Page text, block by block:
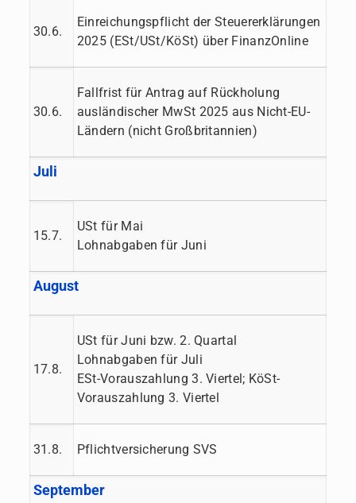
30.6.
Einreichungspflicht der Steuererklärungen
2025 (ESt/USt/KöSt) über FinanzOnline
30.6.
Fallfrist für Antrag auf Rückholung
ausländischer MwSt 2025 aus Nicht-EU-
Ländern (nicht Großbritannien)
Juli
15.7.
USt für Mai
Lohnabgaben für Juni
August
17.8.
USt für Juni bzw. 2. Quartal
Lohnabgaben für Juli
ESt-Vorauszahlung 3. Viertel; KöSt-
Vorauszahlung 3. Viertel
31.8. Pflichtversicherung SVS
September